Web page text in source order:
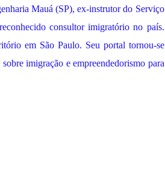
Mauá (SP), ex-instrutor do Serviço
consultor imigratório no país.
em São Paulo. Seu portal tornou-se
imigração e empreendedorismo para